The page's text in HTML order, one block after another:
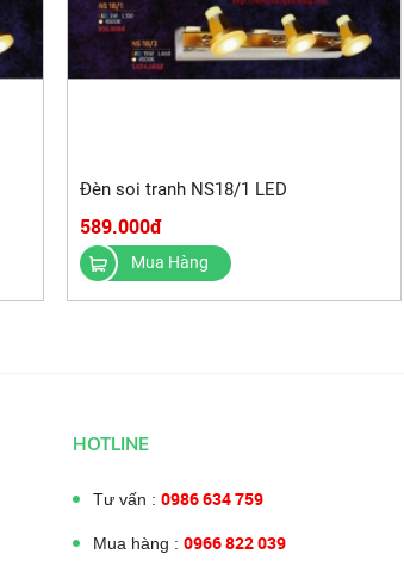
Đèn soi tranh NS18/1 LED
589.000đ
Mua Hàng
HOTLINE
Tư vấn : 0986 634 759
Mua hàng : 0966 822 039